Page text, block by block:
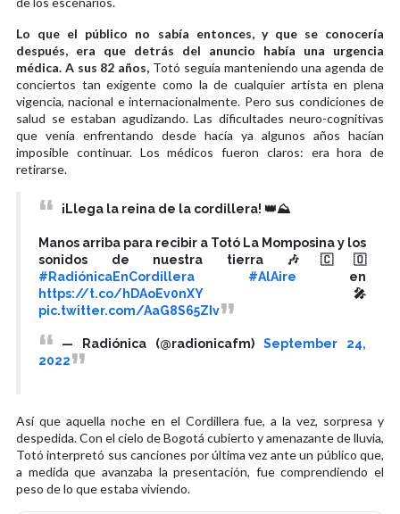
Lo que el público no sabía entonces, y que se conocería
después, era que detrás del anuncio había una urgencia
médica. A sus 82 años, Totó seguía manteniendo una agenda de
conciertos tan exigente como la de cualquier artista en plena
vigencia, nacional e internacionalmente. Pero sus condiciones de
salud se estaban agudizando. Las dificultades neuro-cognitivas
que venía enfrentando desde hacía ya algunos años hacían
imposible continuar. Los médicos fueron claros: era hora de
retirarse.
¡Llega la reina de la cordillera! 👑⛰️
Manos arriba para recibir a Totó La Momposina y los
sonidos de nuestra tierra 🎶🇨🇴
#RadiónicaEnCordillera
#AlAire en
https://t.co/hDAoEv0nXY🎤
pic.twitter.com/AaG8S65ZIv
— Radiónica (@radionicafm)September 24,
2022
Así que aquella noche en el Cordillera fue, a la vez, sorpresa y
despedida. Con el cielo de Bogotá cubierto y amenazante de lluvia,
Totó interpretó sus canciones por última vez ante un público que,
a medida que avanzaba la presentación, fue comprendiendo el
peso de lo que estaba viviendo.